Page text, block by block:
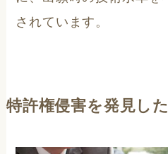
されています。
特許権侵害を発見し